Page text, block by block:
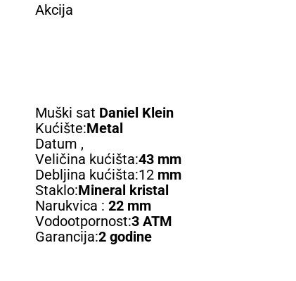
Akcija
Muški sat Daniel Klein
Kućište:Metal
Datum ,
Veličina kućišta:43 mm
Debljina kućišta:12 mm
Staklo:Mineral kristal
Narukvica : 22 mm
Vodootpornost:3 ATM
Garancija:2 godine